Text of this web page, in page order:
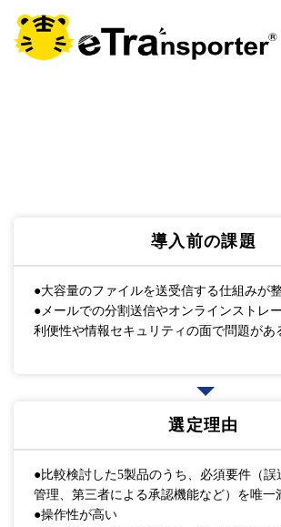
導入前の課題
●大容量のファイルを送受信する仕組みが
●メールでの分割送信やオンラインストレ
利便性や情報セキュリティの面で問題があ
選定理由
●比較検討した5製品のうち、必須要件（誤
管理、第三者による承認機能など）を唯一
●操作性が高い